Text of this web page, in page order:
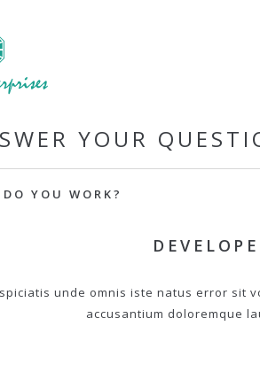
YOUR
YOU WORK?
unde omnis iste natus error sit
accusantium doloremque